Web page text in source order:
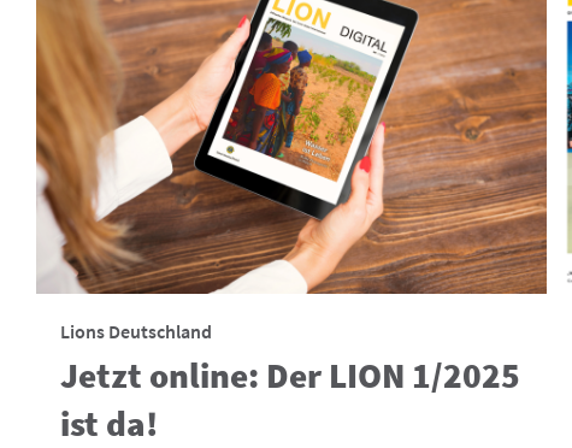
Lions Deutschland
Jetzt online: Der LION 1/2025
ist da!